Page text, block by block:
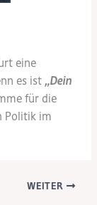
eine
es ist „Dein
für die
Politik im
WEITER